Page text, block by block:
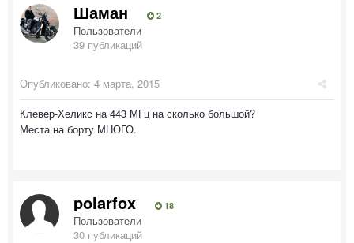
Шаман 2
Пользователи
39 публикаций
Опубликовано: 4 марта, 2015
Клевер-Хеликс на 443 МГц на сколько большой?
Места на борту МНОГО.
polarfox 18
Пользователи
30 публикаций